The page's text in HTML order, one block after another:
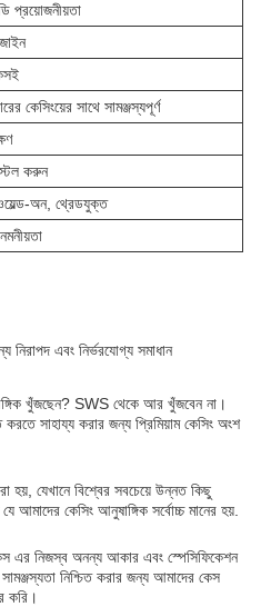
প্রয়োজনীয়তা
কেসিংয়ের সাথে সামঞ্জস্যপূর্ণ
করুন
অন, থ্রেডযুক্ত
নিরাপদ এবং নির্ভরযোগ্য সমাধান
খুঁজছেন? SWS থেকে আর খুঁজবেন না।
করতে সাহায্য করার জন্য প্রিমিয়াম কেসিং অংশ
হয়, যেখানে বিশ্বের সবচেয়ে উন্নত কিছু
আমাদের কেসিং আনুষাঙ্গিক সর্বোচ্চ মানের হয়.
এর নিজস্ব অনন্য আকার এবং স্পেসিফিকেশন
নিশ্চিত করার জন্য আমাদের কেস
করি।